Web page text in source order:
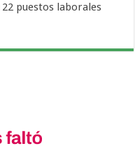
puestos laborales